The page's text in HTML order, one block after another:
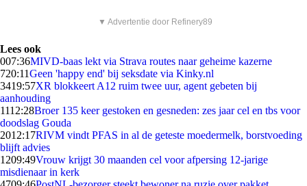
▼ Advertentie door Refinery89
Lees ook
007:36MIVD-baas lekt via Strava routes naar geheime kazerne
720:11Geen 'happy end' bij seksdate via Kinky.nl
3419:57XR blokkeert A12 ruim twee uur, agent gebeten bij
aanhouding
1112:28Broer 135 keer gestoken en gesneden: zes jaar cel en tbs voor
doodslag Gouda
2012:17RIVM vindt PFAS in al de geteste moedermelk, borstvoeding
blijft advies
1209:49Vrouw krijgt 30 maanden cel voor afpersing 12-jarige
misdienaar in kerk